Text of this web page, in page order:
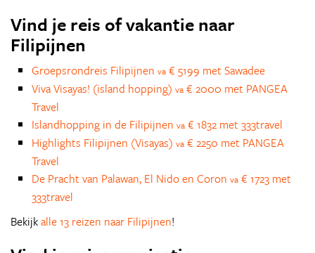
Vind je reis of vakantie naar
Filipijnen
Groepsrondreis Filipijnen va € 5199 met Sawadee
Viva Visayas! (island hopping) va € 2000 met PANGEA
Travel
Islandhopping in de Filipijnen va € 1832 met 333travel
Highlights Filipijnen (Visayas) va € 2250 met PANGEA
Travel
De Pracht van Palawan, El Nido en Coron va € 1723 met
333travel
Bekijkalle 13 reizen naar Filipijnen!